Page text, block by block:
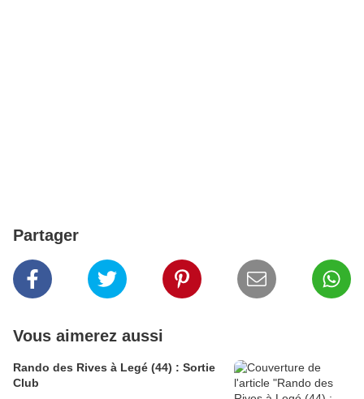
Partager
Vous aimerez aussi
Rando des Rives à Legé (44) : Sortie
Club